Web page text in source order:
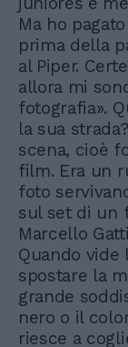
Ma ho
prima della
al Piper.
allora mi
fotografia».
la sua
scena, cioè
film. Era un
foto
sul set di un
Marcello
Quando
spostare la
grande
nero o il
riesce a